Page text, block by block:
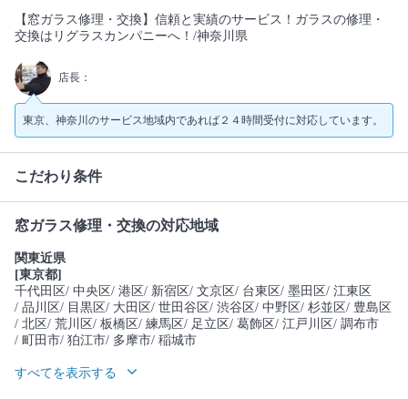
【窓ガラス修理・交換】信頼と実績のサービス！ガラスの修理・
交換はリグラスカンパニーへ！/神奈川県
店長：
東京、神奈川のサービス地域内であれば２４時間受付に対応しています。
こだわり条件
窓ガラス修理・交換の対応地域
関東近県
[東京都]
千代田区/ 中央区/ 港区/ 新宿区/ 文京区/ 台東区/ 墨田区/ 江東区
/ 品川区/ 目黒区/ 大田区/ 世田谷区/ 渋谷区/ 中野区/ 杉並区/ 豊島区
/ 北区/ 荒川区/ 板橋区/ 練馬区/ 足立区/ 葛飾区/ 江戸川区/ 調布市
/ 町田市/ 狛江市/ 多摩市/ 稲城市
すべてを表示する